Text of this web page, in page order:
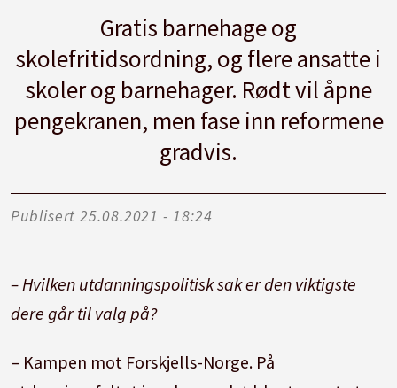
Gratis barnehage og
skolefritidsordning, og flere ansatte i
skoler og barnehager. Rødt vil åpne
pengekranen, men fase inn reformene
gradvis.
Publisert 25.08.2021 - 18:24
– Hvilken utdanningspolitisk sak er den viktigste
dere går til valg på?
– Kampen mot Forskjells-Norge. På